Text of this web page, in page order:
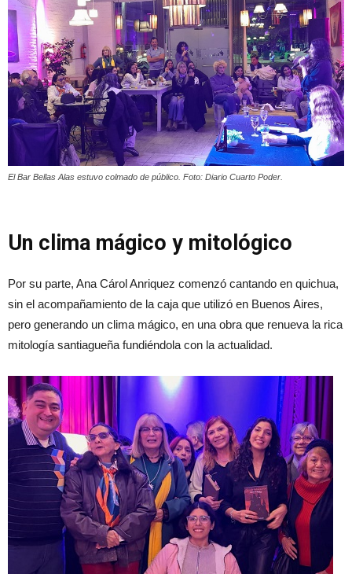
El Bar Bellas Alas estuvo colmado de público. Foto: Diario Cuarto Poder.
Un clima mágico y mitológico
Por su parte, Ana Cárol Anriquez comenzó cantando en quichua,
sin el acompañamiento de la caja que utilizó en Buenos Aires,
pero generando un clima mágico, en una obra que renueva la rica
mitología santiagueña fundiéndola con la actualidad.